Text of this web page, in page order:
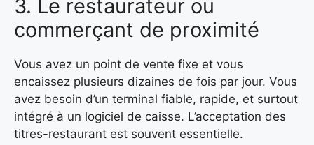
3. Le restaurateur ou
commerçant de proximité
Vous avez un point de vente fixe et vous
encaissez plusieurs dizaines de fois par jour. Vous
avez besoin d’un terminal fiable, rapide, et surtout
intégré à un logiciel de caisse. L’acceptation des
titres-restaurant est souvent essentielle.